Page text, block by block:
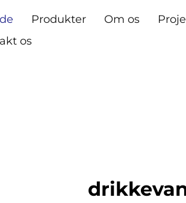
Produkter Om os
os